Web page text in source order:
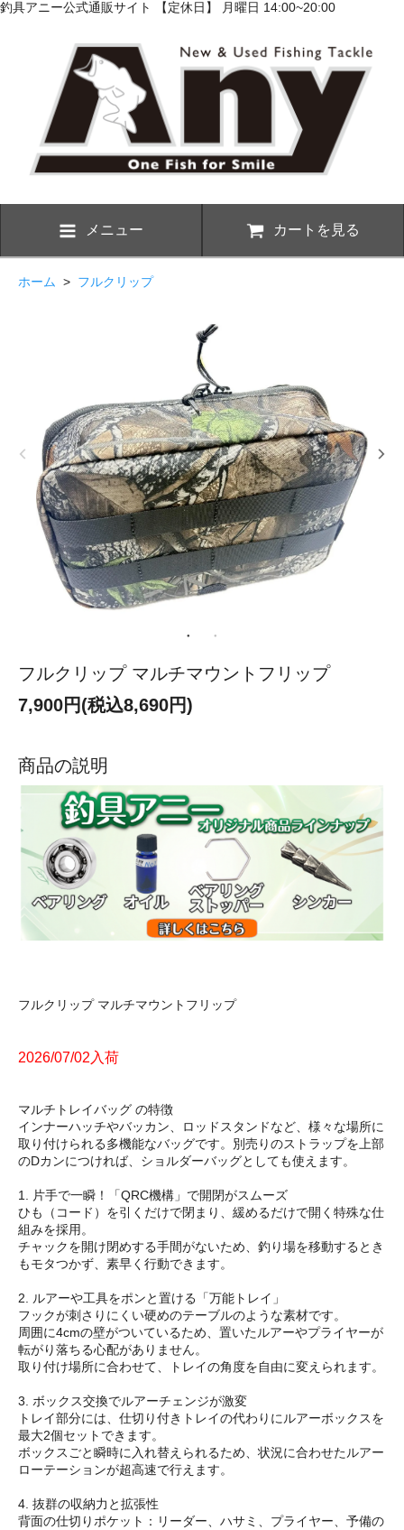
釣具アニー公式通販サイト 【定休日】 月曜日 14:00~20:00
メニュー カートを見る
ホーム > フルクリップ
フルクリップ マルチマウントフリップ
7,900円(税込8,690円)
商品の説明
フルクリップ マルチマウントフリップ
2026/07/02入荷
マルチトレイバッグ の特徴
インナーハッチやバッカン、ロッドスタンドなど、様々な場所に
取り付けられる多機能なバッグです。別売りのストラップを上部
のDカンにつければ、ショルダーバッグとしても使えます。
1. 片手で一瞬！「QRC機構」で開閉がスムーズ
ひも（コード）を引くだけで閉まり、緩めるだけで開く特殊な仕
組みを採用。
チャックを開け閉めする手間がないため、釣り場を移動するとき
もモタつかず、素早く行動できます。
2. ルアーや工具をポンと置ける「万能トレイ」
フックが刺さりにくい硬めのテーブルのような素材です。
周囲に4cmの壁がついているため、置いたルアーやプライヤーが
転がり落ちる心配がありません。
取り付け場所に合わせて、トレイの角度を自由に変えられます。
3. ボックス交換でルアーチェンジが激変
トレイ部分には、仕切り付きトレイの代わりにルアーボックスを
最大2個セットできます。
ボックスごと瞬時に入れ替えられるため、状況に合わせたルアー
ローテーションが超高速で行えます。
4. 抜群の収納力と拡張性
背面の仕切りポケット：リーダー、ハサミ、プライヤー、予備の